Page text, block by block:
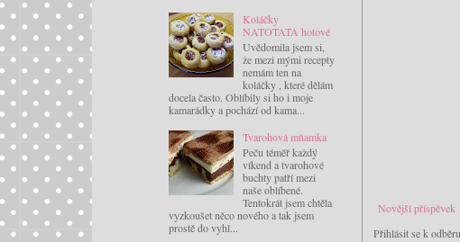
Novější příspěvek
Přihlásit se k
Koláčky
NATOTATA hotové
Uvědomila jsem si,
že mezi mými recepty
nemám ten na
koláčky , které dělám
docela často. Oblíbily si ho i moje
kamarádky a pochází od kama...
Tvarohová mňamka
Peču téměř každý
víkend a tvarohové
buchty patří mezi
naše oblíbené.
Tentokrát jsem chtěla
vyzkoušet něco nového a tak jsem
prostě do vyhl...